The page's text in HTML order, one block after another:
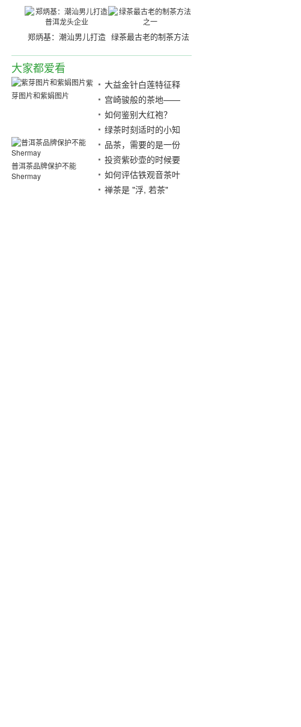
热，平肝熄风功效
（图片）
绿茶最古老的制茶方法
郑炳基：潮汕男儿打造
大家都爱看
紫
芽图片和紫娟图片
大益金针白莲特征释
义
宫崎骏般的茶地——
薄荷塘
如何鉴别大红袍？
绿茶时刻适时的小知
识
普洱茶品牌保护不能
Shermay
品茶，需要的是一份
耐心!
投资紫砂壶的时候要
注意了
如何评估铁观音茶叶
的价格及好茶方法？
禅茶是 "浮, 若茶"